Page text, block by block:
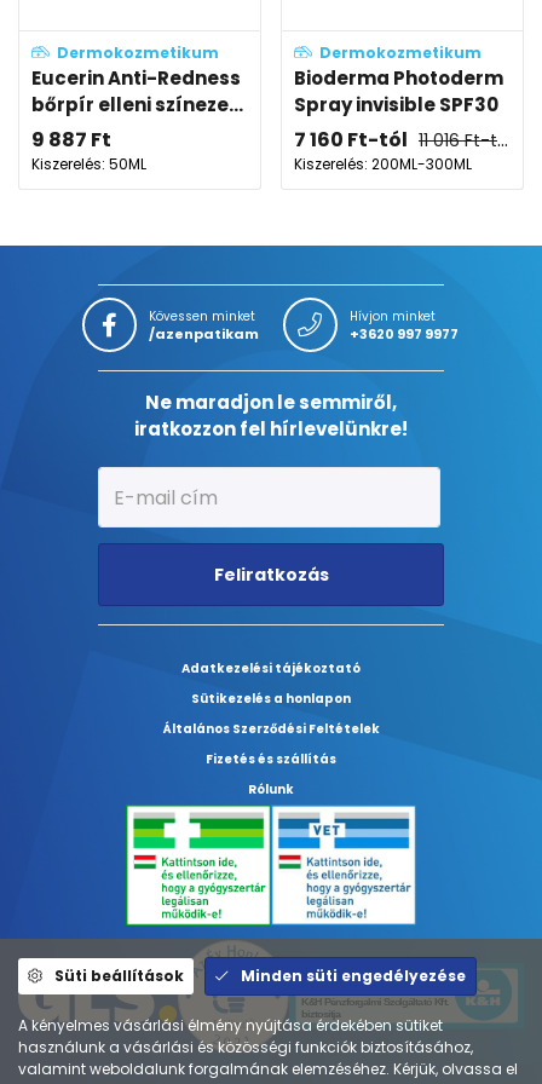
Dermokozmetikum
Eucerin Anti-Redness
bőrpír elleni színeze...
9 887 Ft
Kiszerelés: 50ML
Dermokozmetikum
Bioderma Photoderm
Spray invisible SPF30
7 160 Ft-tól 11 016Ft-tól
Kiszerelés: 200ML-300ML
Kövessen minket
/azenpatikam
Hívjon minket
+3620 997 9977
Ne maradjon le semmiről,
iratkozzon fel hírlevelünkre!
Feliratkozás
Adatkezelési tájékoztató
Sütikezelés a honlapon
Általános Szerződési Feltételek
Fizetés és szállítás
Rólunk
Süti beállítások Minden süti engedélyezése
A kényelmes vásárlási élmény nyújtása érdekében sütiket
használunk a vásárlási és közösségi funkciók biztosításához,
valamint weboldalunk forgalmának elemzéséhez. Kérjük, olvassa el